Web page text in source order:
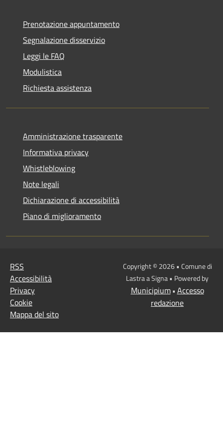
Prenotazione appuntamento
Segnalazione disservizio
Leggi le FAQ
Modulistica
Richiesta assistenza
Amministrazione trasparente
Informativa privacy
Whistleblowing
Note legali
Dichiarazione di accessibilità
Piano di miglioramento
RSS
Accessibilità
Privacy
Cookie
Mappa del sito
Copyright © 2026 • Comune di
Lastra a Signa • Powered by
Municipium• Accesso
redazione